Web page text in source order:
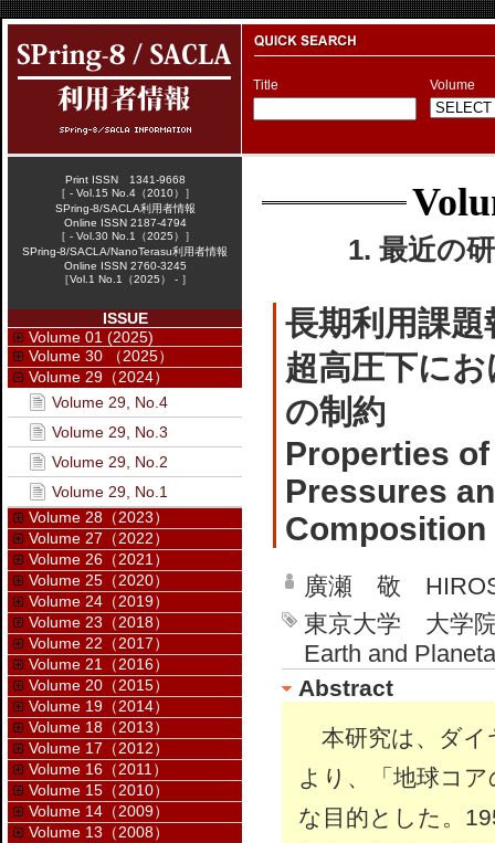
Title Volume
1. 最近の
長期利用課題
超高圧下に
の制約
Properties
Pressures
Composition
廣瀬 敬
東京大学 大学
Earth and
Abstract
本研究は、ダイ
より、「地球コ
な目的とした。
Print ISSN 1341-9668
［ - Vol.15 No.4（2010）］
SPring-8/SACLA利用者情報
Online ISSN 2187-4794
［ - Vol.30 No.1（2025）］
SPring-8/SACLA/NanoTerasu利用者情報
Online ISSN 2760-3245
［Vol.1 No.1（2025） - ］
ISSUE
Volume 01 (2025)
Volume 30 （2025）
Volume 29（2024）
Volume 29, No.4
Volume 29, No.3
Volume 29, No.2
Volume 29, No.1
Volume 28（2023）
Volume 27（2022）
Volume 26（2021）
Volume 25（2020）
Volume 24（2019）
Volume 23（2018）
Volume 22（2017）
Volume 21（2016）
Volume 20（2015）
Volume 19（2014）
Volume 18（2013）
Volume 17（2012）
Volume 16（2011）
Volume 15（2010）
Volume 14（2009）
Volume 13（2008）